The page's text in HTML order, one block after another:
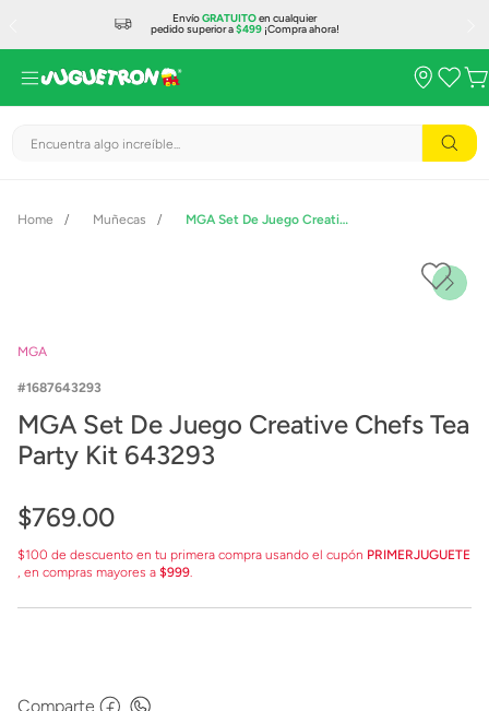
EnvíoGRATUITOen cualquier
pedido superior a$499¡Compra ahora!
Encuentra algo increíble...
Muñecas MGA Set De Juego Creative Chefs Tea Party Kit 643293
MGA
1687643293
MGA Set De Juego Creative Chefs Tea
Party Kit 643293
$769.00
$100 de descuento en tu primera compra usando el cupón PRIMERJUGUETE
, en compras mayores a $999.
Comparte